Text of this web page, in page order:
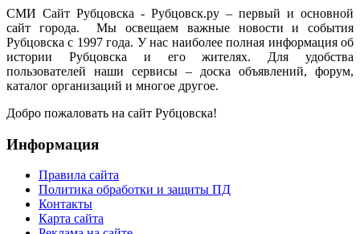
СМИ Сайт Рубцовска - Рубцовск.ру – первый и основной
сайт города. Мы освещаем важные новости и события
Рубцовска с 1997 года. У нас наиболее полная информация об
истории Рубцовска и его жителях. Для удобства
пользователей наши сервисы – доска объявлений, форум,
каталог организаций и многое другое.
Добро пожаловать на сайт Рубцовска!
Информация
Правила сайта
Политика обработки и защиты ПД
Контакты
Карта сайта